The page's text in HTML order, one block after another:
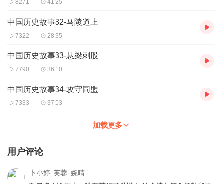
8271 41:25
中国历史故事32-马陵道上
7322 28:35
中国历史故事33-悬梁刺股
7790 36:10
中国历史故事34-攻守同盟
7333 37:03
加载更多
用户评论
卜小婷_芙蓉_婉晴